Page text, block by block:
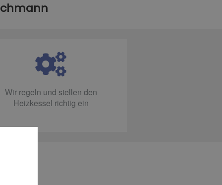
Wir regeln und stellen den
Heizkessel richtig ein